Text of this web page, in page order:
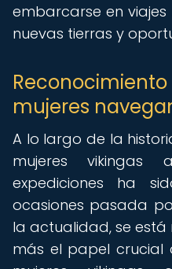
embarcarse en
nuevas tierras y
mujeres
A lo largo de la
mujeres
expediciones ha
ocasiones pasada
la actualidad, se
más el papel crucial